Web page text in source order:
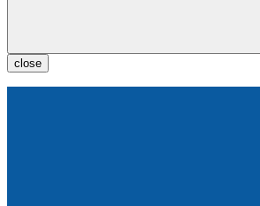
close